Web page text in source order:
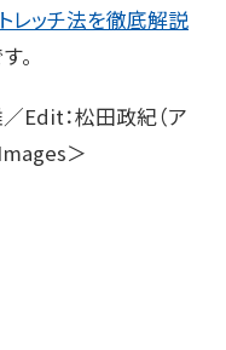
レッチ法を徹底解説
。
Edit：松田政紀（ア
＞